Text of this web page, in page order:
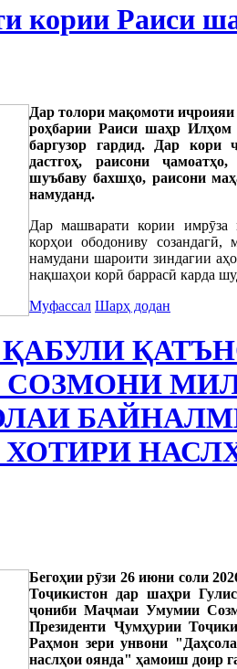
кории Раиси
Дар толори мақомоти
роҳбарии Раиси шаҳр Илҳом
баргузор гардид. Дар кори
дастгоҳ, раисони
шуъбаву бахшҳо, раисони
намуданд.
Дар машварати кории имрӯза
корҳои ободониву
намудани шароити зиндагии
нақшаҳои корӣ баррасӣ карда
Муфассал Шарҳ додан
Бегоҳии рӯзи 26 июни соли
Тоҷикистон дар шаҳри
ҷониби Маҷмаи Умумии
Президенти Ҷумҳурии
Раҳмон зери унвони
наслҳои оянда" ҳамоиш доир